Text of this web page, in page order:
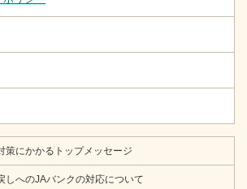
被害に遭った場合」を追加いたしました
うサービス一時休止のお知らせについて
引法等改正法の一部施行に伴う関係約款
て
策にかかるトップメッセージ
しへのJAバンクの対応について